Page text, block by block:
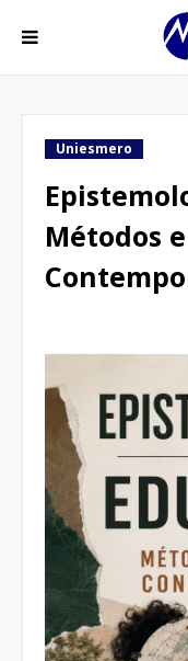
Uniesmero
Métodos